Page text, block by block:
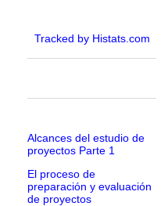
Tracked by Histats.com
Alcances del estudio de
proyectos Parte 1
El proceso de
preparación y evaluación
de proyectos